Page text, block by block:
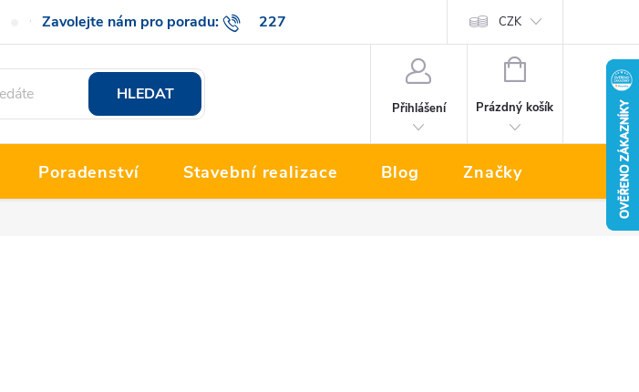
227
777 222
O nás Hodnocení obchodu Prodávané značky CZK
HLEDAT
Přihlášení
NÁKUPNÍ
Prázdný košík
Poradenství Stavební realizace Blog Značky